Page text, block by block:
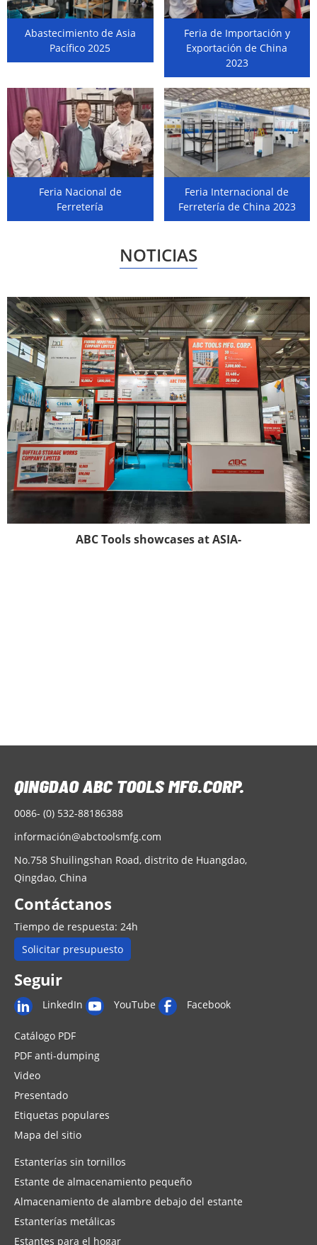
Abastecimiento de Asia
Pacífico 2025
Feria de Importación y
Exportación de China
2023
Feria Nacional de
Ferretería
Feria Internacional de
Ferretería de China 2023
NOTICIAS
ABC Tools showcases at ASIA-
0086- (0) 532-88186388
información@abctoolsmfg.com
No.758 Shuilingshan Road, distrito de Huangdao,
Qingdao, China
Contáctanos
Tiempo de respuesta: 24h
Solicitar presupuesto
Seguir
LinkedIn YouTube Facebook
Catálogo PDF
PDF anti-dumping
Video
Presentado
Etiquetas populares
Mapa del sitio
Estanterías sin tornillos
Estante de almacenamiento pequeño
Almacenamiento de alambre debajo del estante
Estanterías metálicas
Estantes para el hogar